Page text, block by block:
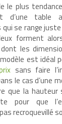
le plus
d’une table
se range
forment
les
est idéal
sans faire
le cas d’une
que la
pour que
recroquevillé